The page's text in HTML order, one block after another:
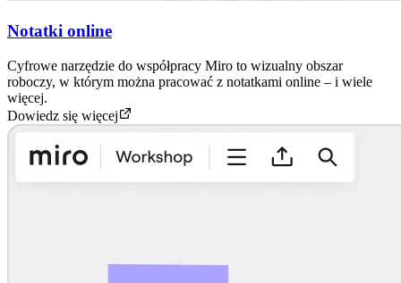
Notatki online
Cyfrowe narzędzie do współpracy Miro to wizualny obszar
roboczy, w którym można pracować z notatkami online – i wiele
więcej.
Dowiedz się więcej